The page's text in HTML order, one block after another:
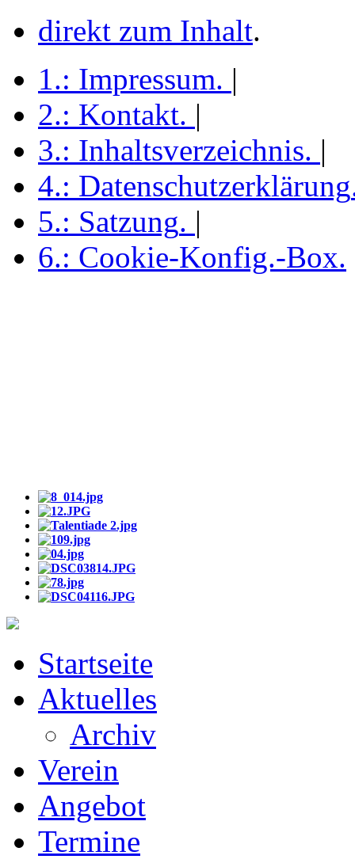
direkt zum Inhalt.
1.: Impressum. |
2.: Kontakt. |
3.: Inhaltsverzeichnis. |
4.: Datenschutzerklärung
5.: Satzung. |
6.: Cookie-Konfig.-Box.
Startseite
Aktuelles
Archiv
Verein
Angebot
Termine